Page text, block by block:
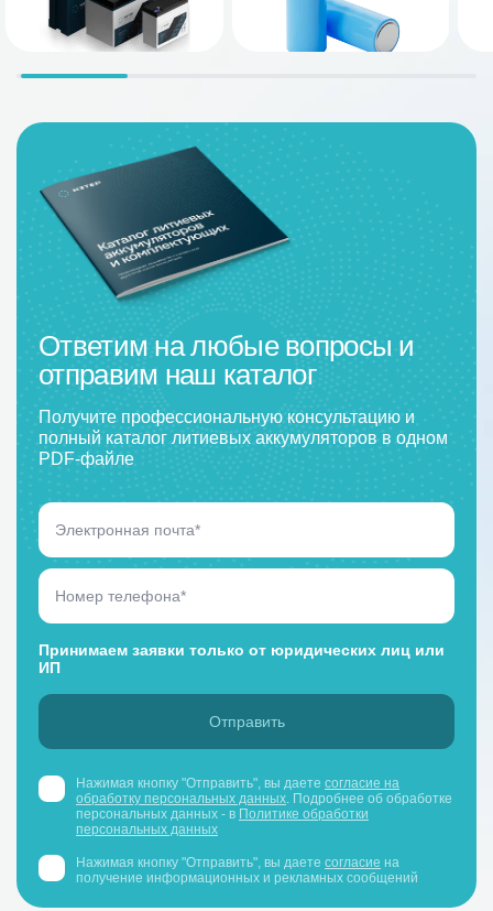
Ответим на любые вопросы и
отправим наш каталог
Получите профессиональную консультацию и
полный каталог литиевых аккумуляторов в одном
PDF-файле
Принимаем заявки только от юридических лиц или
ИП
Нажимая кнопку "Отправить", вы даете согласие на
обработку персональных данных . Подробнее об обработке
персональных данных - в Политике обработки
персональных данных
Нажимая кнопку "Отправить", вы даете согласие на
получение информационных и рекламных сообщений